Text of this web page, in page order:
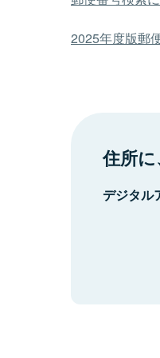
2025年度版郵
住所に
デジタル